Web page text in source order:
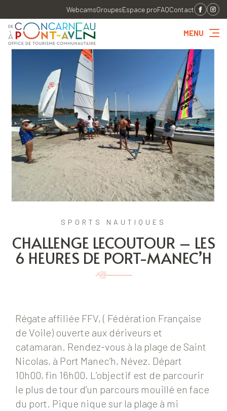
WebcamsGroupesEspace proFAQContact
MENU
SPORTS NAUTIQUES
CHALLENGE LECOUTOUR – LES
6 HEURES DE PORT-MANEC’H
Régate affiliée FFV, ( Fédération Française
de Voile) ouverte aux dériveurs et
catamaran. Rendez-vous à la plage de Saint
Nicolas, à Port Manec’h, Névez. Départ
10h00, fin 16h00. L’objectif est de parcourir
le plus de tour d’un parcours mouillé en face
du port. Pique nique sur la plage à mi